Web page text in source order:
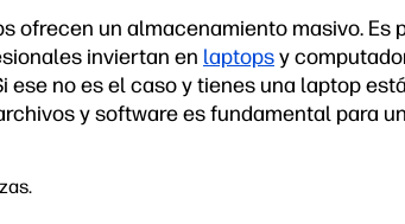
ofrecen un almacenamiento masivo. Es
inviertan en laptopsy
ese no es el caso y tienes una laptop
y software es fundamental para